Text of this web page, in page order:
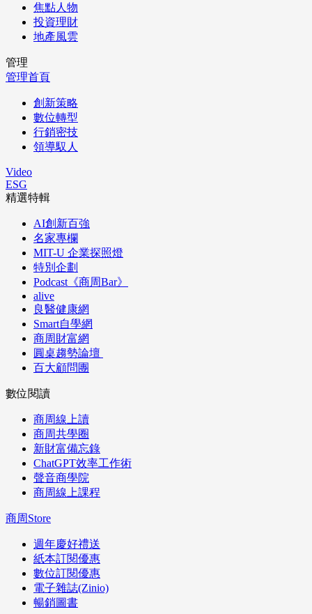
焦點人物
投資理財
地產風雲
管理
管理首頁
創新策略
數位轉型
行銷密技
領導馭人
Video
ESG
精選特輯
AI創新百強
名家專欄
MIT-U 企業探照燈
特別企劃
Podcast《商周Bar》
alive
良醫健康網
Smart自學網
商周財富網
圓桌趨勢論壇
百大顧問團
數位閱讀
商周線上讀
商周共學圈
新財富備忘錄
ChatGPT效率工作術
聲音商學院
商周線上課程
商周Store
週年慶好禮送
紙本訂閱優惠
數位訂閱優惠
電子雜誌(Zinio)
暢銷圖書